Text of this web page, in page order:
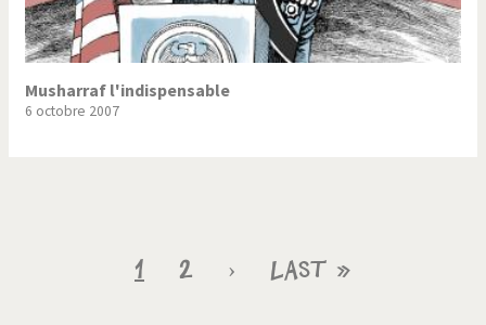
Musharraf l'indispensable
6 octobre 2007
Page
1 Page
2
Page
›
Dernière
Last »